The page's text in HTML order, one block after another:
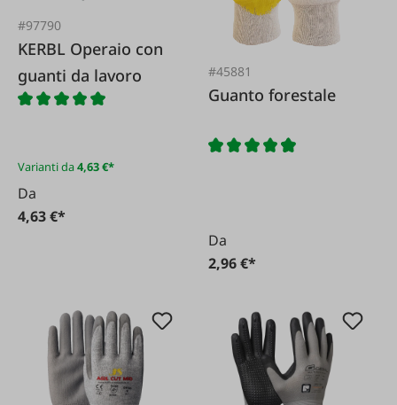
#97790
KERBL Operaio con
guanti da lavoro
Varianti da4,63 €*
Da
4,63 €*
#45881
Guanto forestale
Da
2,96 €*